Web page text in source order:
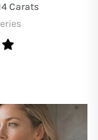
Carats